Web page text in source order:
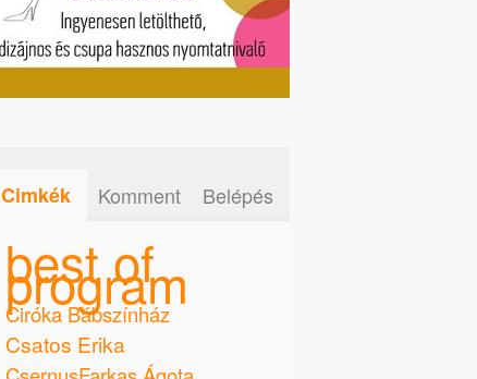
Cimkék Komment Belépés
best of
program
Ciróka Bábszínház
Csatos Erika